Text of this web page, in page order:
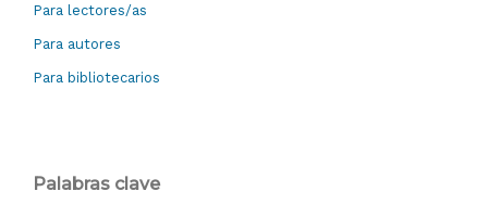
Para lectores/as
Para autores
Para bibliotecarios
Palabras clave